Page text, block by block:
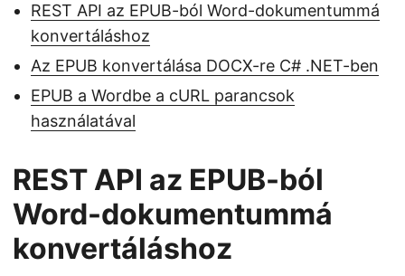
REST API az EPUB-ból Word-dokumentummá
konvertáláshoz
Az EPUB konvertálása DOCX-re C# .NET-ben
EPUB a Wordbe a cURL parancsok
használatával
REST API az EPUB-ból
Word-dokumentummá
konvertáláshoz